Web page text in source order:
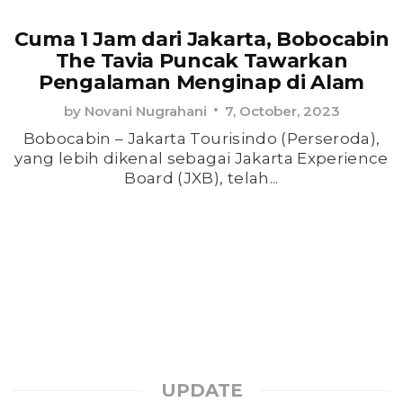
Cuma 1 Jam dari Jakarta, Bobocabin
The Tavia Puncak Tawarkan
Pengalaman Menginap di Alam
by Novani Nugrahani 7, October, 2023
Bobocabin – Jakarta Tourisindo (Perseroda),
yang lebih dikenal sebagai Jakarta Experience
Board (JXB), telah...
UPDATE